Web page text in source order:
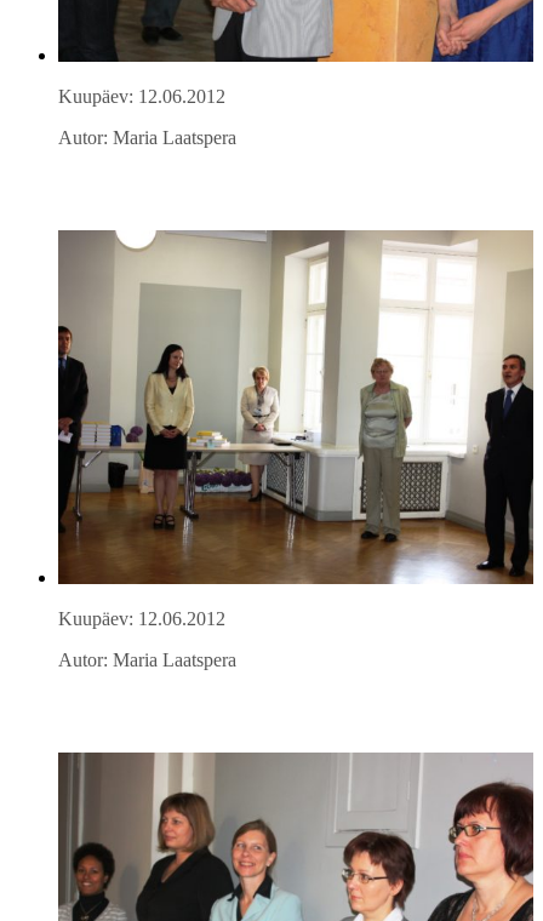
Kuupäev: 12.06.2012
Autor: Maria Laatspera
Kuupäev: 12.06.2012
Autor: Maria Laatspera